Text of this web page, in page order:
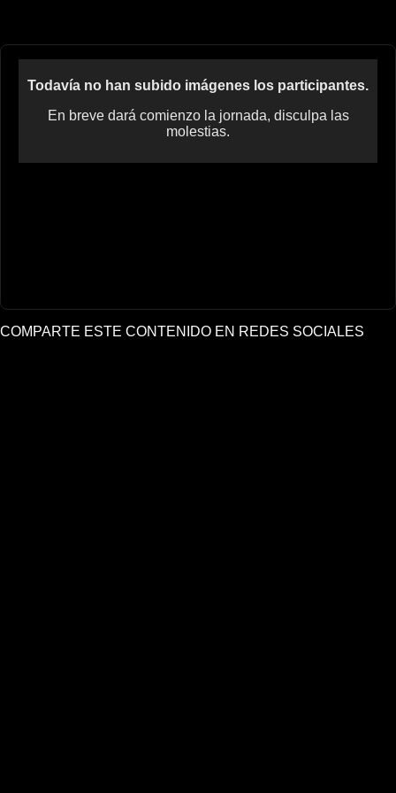
Todavía no han subido imágenes los participantes.
En breve dará comienzo la jornada, disculpa las
molestias.
COMPARTE ESTE CONTENIDO EN REDES SOCIALES